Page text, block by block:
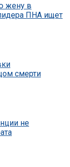
жену в
ПНА ищет
смерти
не